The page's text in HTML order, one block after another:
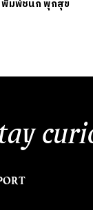
พิมพ์ชนก พุกสุข